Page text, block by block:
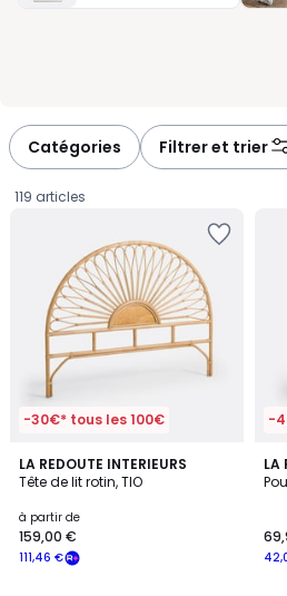
Catégories Filtrer et trier
119 articles
-30€* tous les 100€
LA REDOUTE INTERIEURS
Tête de lit rotin, TIO
Prix
à
partir
à partir de
111,46 €
159,00 €
4,4
/ 5
2
Couleurs
-
LA
/
3